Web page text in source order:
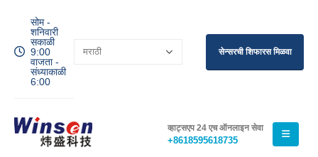
सोम -
शनिवारी
सकाळी
9:00
वाजता -
संध्याकाळी
6:00
सेन्सरची शिफारस मिळवा
व्हाट्सएप 24 एच ऑनलाइन सेवा
+8618595618735